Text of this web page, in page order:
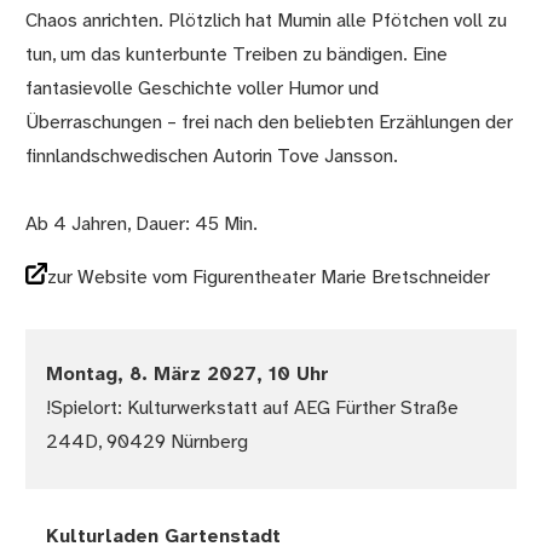
Chaos anrichten. Plötzlich hat Mumin alle Pfötchen voll zu
tun, um das kunterbunte Treiben zu bändigen. Eine
fantasievolle Geschichte voller Humor und
Überraschungen – frei nach den beliebten Erzählungen der
finnlandschwedischen Autorin Tove Jansson.
Ab 4 Jahren, Dauer: 45 Min.
zur Website vom Figurentheater Marie Bretschneider
Montag, 8. März 2027, 10 Uhr
!Spielort: Kulturwerkstatt auf AEG Fürther Straße
244D, 90429 Nürnberg
Kulturladen Gartenstadt